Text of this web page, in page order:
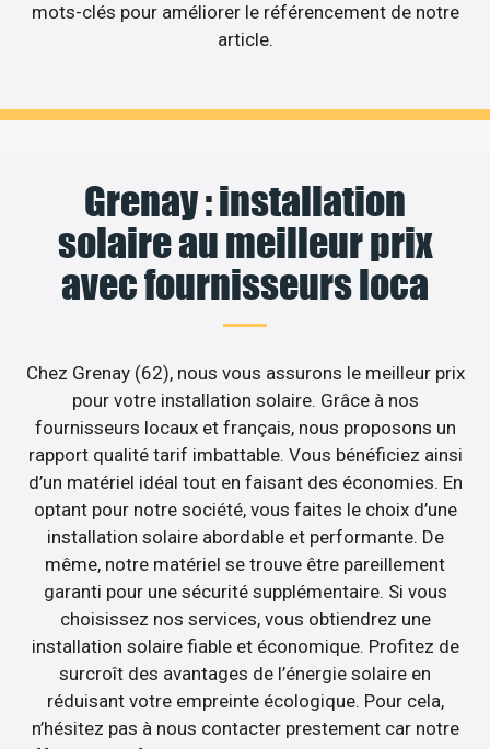
mots-clés pour améliorer le référencement de notre
article.
Grenay : installation
solaire au meilleur prix
avec fournisseurs loca
Chez Grenay (62), nous vous assurons le meilleur prix
pour votre installation solaire. Grâce à nos
fournisseurs locaux et français, nous proposons un
rapport qualité tarif imbattable. Vous bénéficiez ainsi
d’un matériel idéal tout en faisant des économies. En
optant pour notre société, vous faites le choix d’une
installation solaire abordable et performante. De
même, notre matériel se trouve être pareillement
garanti pour une sécurité supplémentaire. Si vous
choisissez nos services, vous obtiendrez une
installation solaire fiable et économique. Profitez de
surcroît des avantages de l’énergie solaire en
réduisant votre empreinte écologique. Pour cela,
n’hésitez pas à nous contacter prestement car notre